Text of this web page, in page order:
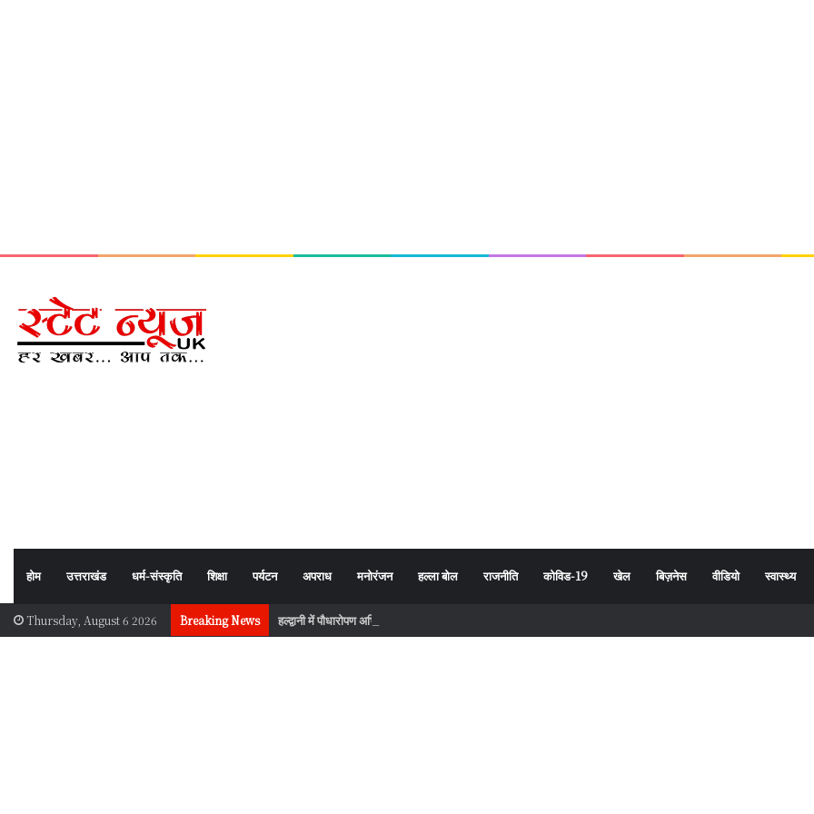
होम उत्तराखंड धर्म-संस्कृति शिक्षा पर्यटन अपराध मनोरंजन हल्ला बोल राजनीति कोविड-19 खेल बिज़नेस वीडियो स्वास्थ्य
Thursday, August 6 2026 Breaking News हल्द्वानी में पौधारोपण अभियान, पर्यावरण संरक्षण का दिया संदेश